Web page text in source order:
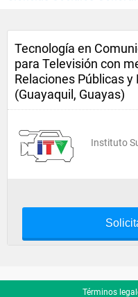
Tecnología en
para Televisión con
Relaciones Públicas y
(Guayaquil, Guayas)
Instituto
Términos